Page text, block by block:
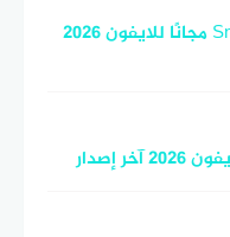
سناب شات – تنزيل Snapchat iOS مجانًا للايفون 2026